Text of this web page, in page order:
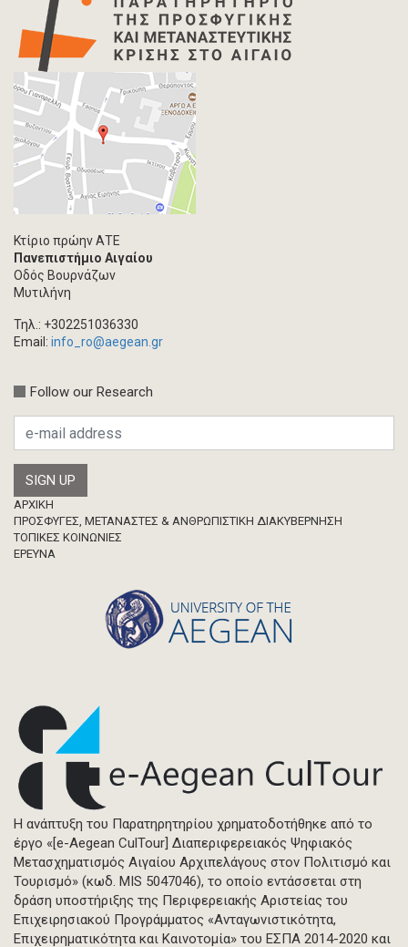
Κτίριο πρώην ΑΤΕ
Πανεπιστήμιο Αιγαίου
Οδός Βουρνάζων
Μυτιλήνη
Τηλ.: +302251036330
Email: info_ro@aegean.gr
Follow our Research
Footer
ΑΡΧΙΚΗ
ΠΡΟΣΦΥΓΕΣ, ΜΕΤΑΝΑΣΤΕΣ & ΑΝΘΡΩΠΙΣΤΙΚΗ ΔΙΑΚΥΒΕΡΝΗΣΗ
ΤΟΠΙΚΕΣ ΚΟΙΝΩΝΙΕΣ
ΈΡΕΥΝΑ
Η ανάπτυξη του Παρατηρητηρίου χρηματοδοτήθηκε από το
έργο «[e-Aegean CulTour] Διαπεριφερειακός Ψηφιακός
Μετασχηματισμός Αιγαίου Αρχιπελάγους στον Πολιτισμό και
Τουρισμό» (κωδ. MIS 5047046), το οποίο εντάσσεται στη
δράση υποστήριξης της Περιφερειακής Αριστείας του
Επιχειρησιακού Προγράμματος «Ανταγωνιστικότητα,
Επιχειρηματικότητα και Καινοτομία» του ΕΣΠΑ 2014-2020 και